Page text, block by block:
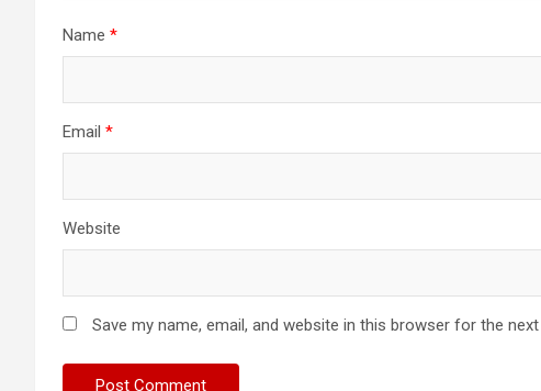
Name *
Email *
Website
Save my name, email, and website in this browser for the